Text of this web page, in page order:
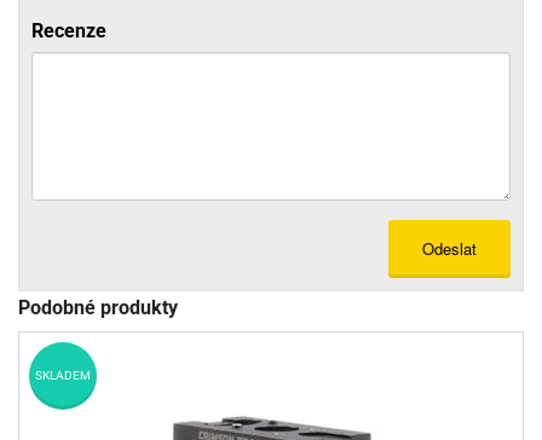
Recenze
Odeslat
Podobné produkty
SKLADEM